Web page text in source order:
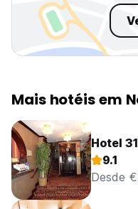
Mais hotéis em
Hotel 31
9.1
Desde